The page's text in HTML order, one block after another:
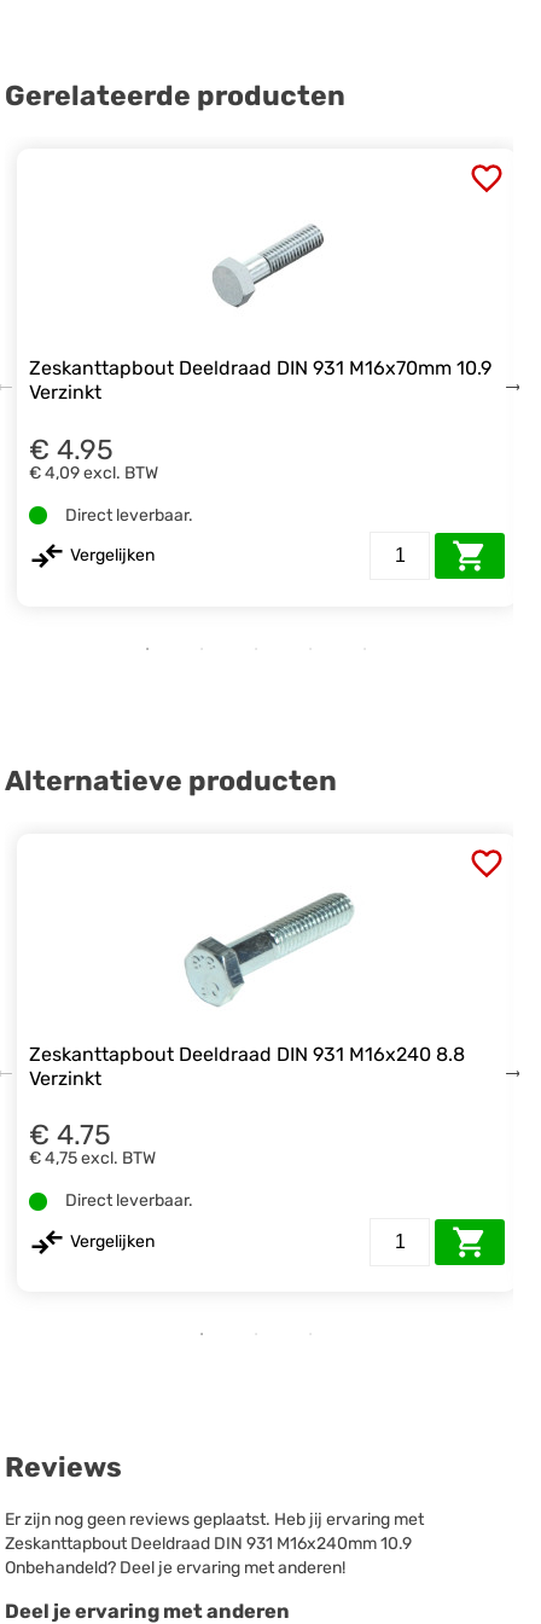
Gerelateerde producten
Zeskanttapbout Deeldraad DIN 931 M16x70mm 10.9
Verzinkt
€ 4.95
€ 4,09excl. BTW
Direct leverbaar.
Vergelijken
Alternatieve producten
Zeskanttapbout Deeldraad DIN 931 M16x240 8.8
Verzinkt
€ 4.75
€ 4,75excl. BTW
Direct leverbaar.
Vergelijken
Reviews
Er zijn nog geen reviews geplaatst. Heb jij ervaring met
Zeskanttapbout Deeldraad DIN 931 M16x240mm 10.9
Onbehandeld? Deel je ervaring met anderen!
Deel je ervaring met anderen